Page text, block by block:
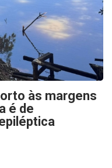
às margens
é de